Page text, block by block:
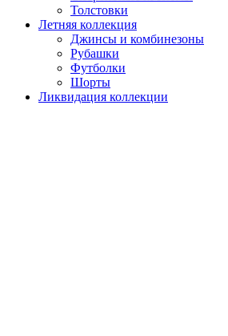
Толстовки
Летняя коллекция
Джинсы и комбинезоны
Рубашки
Футболки
Шорты
Ликвидация коллекции